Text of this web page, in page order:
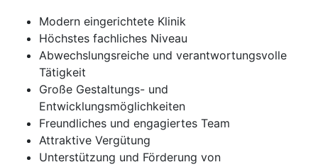
Modern eingerichtete Klinik
Höchstes fachliches Niveau
Abwechslungsreiche und verantwortungsvolle
Tätigkeit
Große Gestaltungs- und
Entwicklungsmöglichkeiten
Freundliches und engagiertes Team
Attraktive Vergütung
Unterstützung und Förderung von